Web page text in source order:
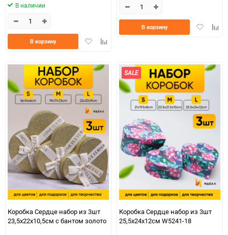
В наличии
ДобавитьДобавить
В корзину
Добавить
В корзину
Коробка Сердце набор из 3шт
23,5х22х10,5см с бантом золото
SALE
Коробка Сердце набор из 3шт
25,5х24х12см W5241-18